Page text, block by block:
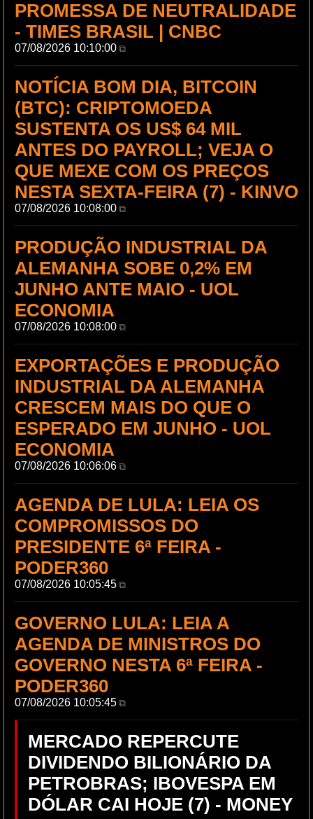
PROMESSA DE NEUTRALIDADE
- TIMES BRASIL | CNBC
07/08/2026 10:10:00⧉
NOTÍCIA BOM DIA, BITCOIN
(BTC): CRIPTOMOEDA
SUSTENTA OS US$ 64 MIL
ANTES DO PAYROLL; VEJA O
QUE MEXE COM OS PREÇOS
NESTA SEXTA-FEIRA (7) - KINVO
07/08/2026 10:08:00⧉
PRODUÇÃO INDUSTRIAL DA
ALEMANHA SOBE 0,2% EM
JUNHO ANTE MAIO - UOL
ECONOMIA
07/08/2026 10:08:00⧉
EXPORTAÇÕES E PRODUÇÃO
INDUSTRIAL DA ALEMANHA
CRESCEM MAIS DO QUE O
ESPERADO EM JUNHO - UOL
ECONOMIA
07/08/2026 10:06:06⧉
AGENDA DE LULA: LEIA OS
COMPROMISSOS DO
PRESIDENTE 6ª FEIRA -
PODER360
07/08/2026 10:05:45⧉
GOVERNO LULA: LEIA A
AGENDA DE MINISTROS DO
GOVERNO NESTA 6ª FEIRA -
PODER360
07/08/2026 10:05:45⧉
MERCADO REPERCUTE
DIVIDENDO BILIONÁRIO DA
PETROBRAS; IBOVESPA EM
DÓLAR CAI HOJE (7) - MONEY